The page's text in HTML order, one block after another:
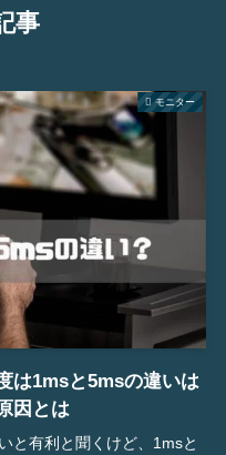
事
モニター
は1msと5msの違いは
因とは
と有利と聞くけど、1msと